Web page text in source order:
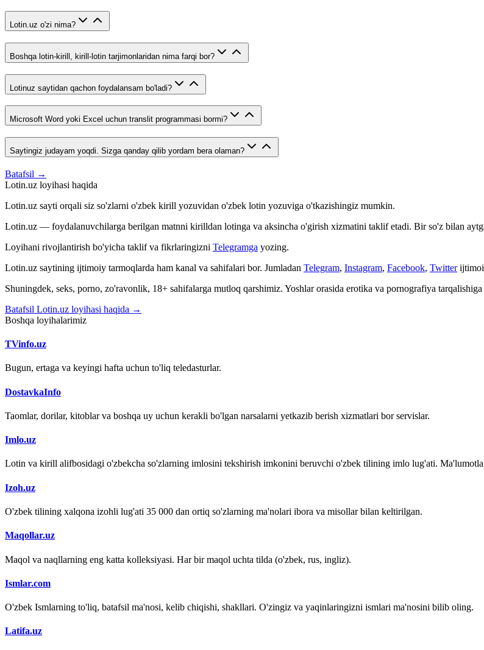
Lotin.uz o'zi nima?
Boshqa lotin-kirill, kirill-lotin tarjimonlaridan nima farqi bor?
Lotinuz saytidan qachon foydalansam bo'ladi?
Microsoft Word yoki Excel uchun translit programmasi bormi?
Saytingiz judayam yoqdi. Sizga qanday qilib yordam bera olaman?
Batafsil →
Lotin.uz loyihasi haqida
Lotin.uz sayti orqali siz so'zlarni o'zbek kirill yozuvidan o'zbek lotin yozuviga o'tkazishingiz mumkin.
Lotin.uz — foydalanuvchilarga berilgan matnni kirilldan lotinga va aksincha o'girish xizmatini taklif etadi. Bir so'z bilan
Loyihani rivojlantirish bo'yicha taklif va fikrlaringizni Telegramga yozing.
Lotin.uz saytining ijtimoiy tarmoqlarda ham kanal va sahifalari bor. Jumladan Telegram, Instagram, Facebook, Twitter
Shuningdek, seks, porno, zo'ravonlik, 18+ sahifalarga mutloq qarshimiz. Yoshlar orasida erotika va pornografiya
Batafsil Lotin.uz loyihasi haqida →
Boshqa loyihalarimiz
TVinfo.uz
Bugun, ertaga va keyingi hafta uchun to'liq teledasturlar.
DostavkaInfo
Taomlar, dorilar, kitoblar va boshqa uy uchun kerakli bo'lgan narsalarni yetkazib berish xizmatlari bor servislar.
Imlo.uz
Lotin va kirill alifbosidagi o'zbekcha so'zlarning imlosini tekshirish imkonini beruvchi o'zbek tilining imlo lug'ati.
Izoh.uz
O'zbek tilining xalqona izohli lug'ati 35 000 dan ortiq so'zlarning ma'nolari ibora va misollar bilan keltirilgan.
Maqollar.uz
Maqol va naqllarning eng katta kolleksiyasi. Har bir maqol uchta tilda (o'zbek, rus, ingliz).
Ismlar.com
O'zbek Ismlarning to'liq, batafsil ma'nosi, kelib chiqishi, shakllari. O'zingiz va yaqinlaringizni ismlari ma'nosini bilib oling.
Latifa.uz